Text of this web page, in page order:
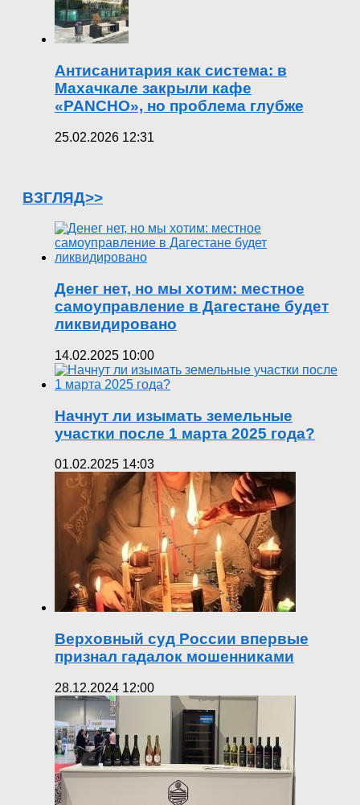
Антисанитария как система: в
Махачкале закрыли кафе
«PANCHO», но проблема глубже
25.02.2026 12:31
ВЗГЛЯД>>
Денег нет, но мы хотим: местное
самоуправление в Дагестане будет
ликвидировано
14.02.2025 10:00
Начнут ли изымать земельные
участки после 1 марта 2025 года?
01.02.2025 14:03
Верховный суд России впервые
признал гадалок мошенниками
28.12.2024 12:00